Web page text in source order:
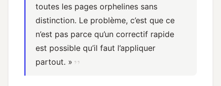
toutes les pages orphelines sans
distinction. Le problème, c’est que ce
n’est pas parce qu’un correctif rapide
est possible qu’il faut l’appliquer
partout. »